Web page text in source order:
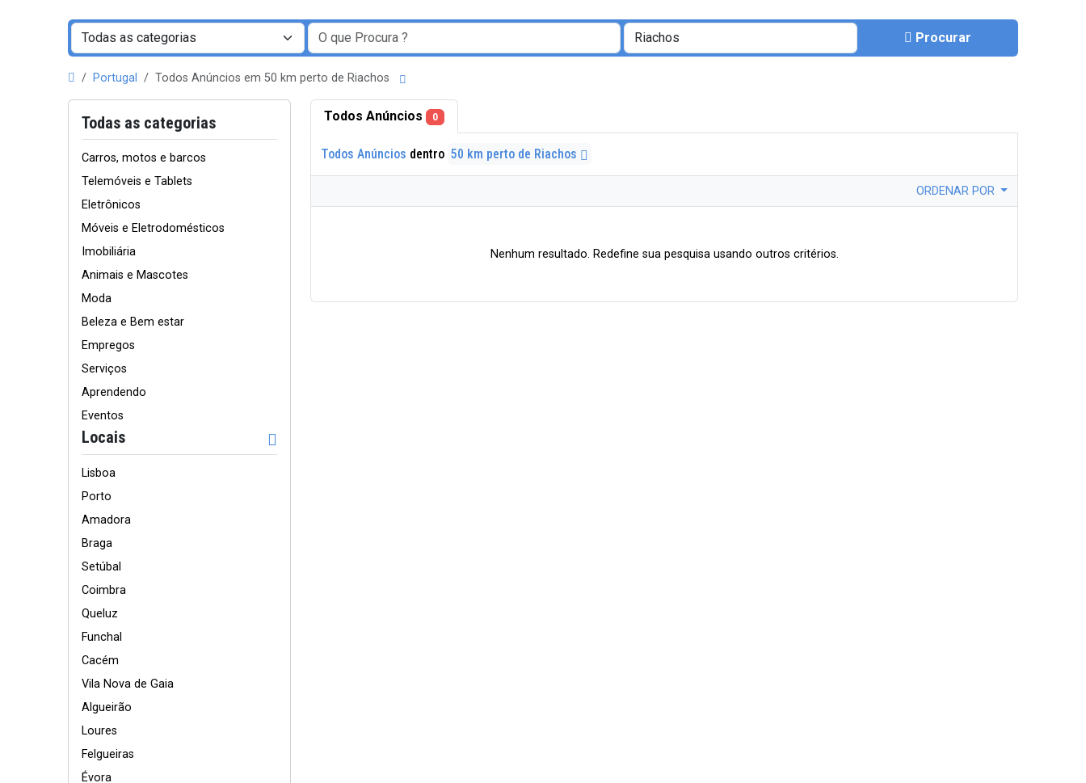
Procurar
Portugal Todos Anúncios em 50 km perto de Riachos
Todas as categorias
Carros, motos e barcos
Telemóveis e Tablets
Eletrônicos
Móveis e Eletrodomésticos
Imobiliária
Animais e Mascotes
Moda
Beleza e Bem estar
Empregos
Serviços
Aprendendo
Eventos
Locais
Lisboa
Porto
Amadora
Braga
Setúbal
Coimbra
Queluz
Funchal
Cacém
Vila Nova de Gaia
Algueirão
Loures
Felgueiras
Évora
Todos Anúncios 0
Todos Anúncios dentro 50 km perto de Riachos
ORDENAR POR
Nenhum resultado. Redefine sua pesquisa usando outros critérios.